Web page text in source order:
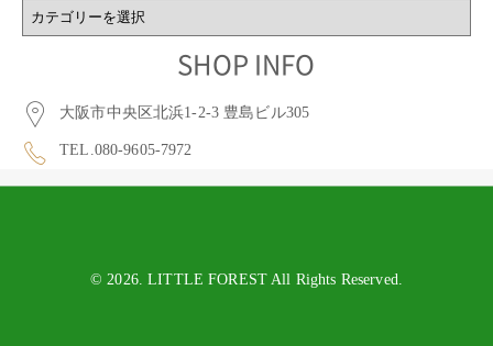
BLOG
CATEGORY
SHOP INFO
大阪市中央区北浜1-2-3 豊島ビル305
TEL.080-9605-7972
© 2026. LITTLE FOREST All Rights Reserved.